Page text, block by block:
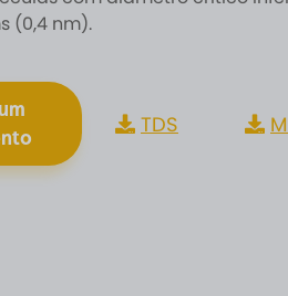
(0,4 nm).
TDS